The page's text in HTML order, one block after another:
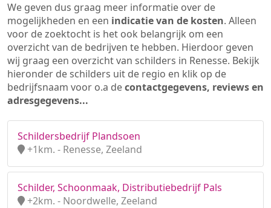
We geven dus graag meer informatie over de
mogelijkheden en een indicatie van de kosten. Alleen
voor de zoektocht is het ook belangrijk om een
overzicht van de bedrijven te hebben. Hierdoor geven
wij graag een overzicht van schilders in Renesse. Bekijk
hieronder de schilders uit de regio en klik op de
bedrijfsnaam voor o.a decontactgegevens, reviews en
adresgegevens...
Schildersbedrijf Plandsoen
+1km. - Renesse, Zeeland
Schilder, Schoonmaak, Distributiebedrijf Pals
+2km. - Noordwelle, Zeeland